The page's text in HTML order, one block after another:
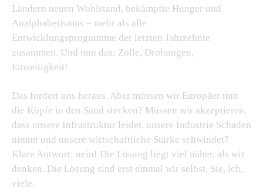
Ländern neuen Wohlstand, bekämpfte Hunger und
Analphabetismus – mehr als alle
Entwicklungsprogramme der letzten Jahrzehnte
zusammen. Und nun das: Zölle, Drohungen,
Einseitigkeit!
Das fordert uns heraus. Aber müssen wir Europäer nun
die Köpfe in den Sand stecken? Müssen wir akzeptieren,
dass unsere Infrastruktur leidet, unsere Industrie Schaden
nimmt und unsere wirtschaftliche Stärke schwindet?
Klare Antwort: nein! Die Lösung liegt viel näher, als wir
denken. Die Lösung sind erst einmal wir selbst, Sie, ich,
viele.